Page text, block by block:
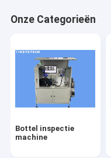
Onze Categorieën
Bottel inspectie
machine